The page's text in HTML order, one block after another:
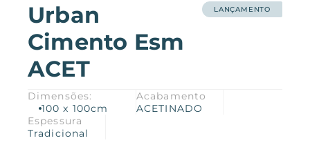
Onde Encontrar
Trabalhe Conosco
Contato
Urban
Cimento Esm
ACET
LANÇAMENTO
Dimensões:
100 x 100cm
Acabamento
ACETINADO
Espessura
Tradicional